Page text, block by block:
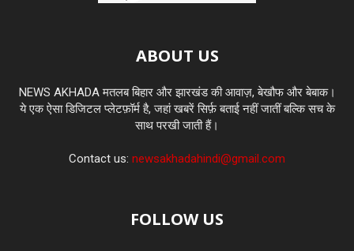
ABOUT US
NEWS AKHADA मतलब बिहार और झारखंड की आवाज़, बेखौफ और बेबाक।
ये एक ऐसा डिजिटल प्लेटफ़ॉर्म है, जहां खबरें सिर्फ़ बताई नहीं जातीं बल्कि सच के
साथ परखी जाती हैं।
Contact us: newsakhadahindi@gmail.com
FOLLOW US